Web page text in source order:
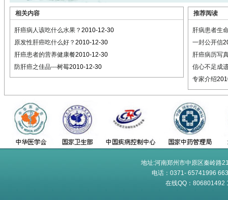
相关内容
肝癌病人该吃什么水果？ 2010-12-30
原发性肝癌吃什么好？ 2010-12-30
肝癌患者的营养健康餐2010-12-30
防肝癌之佳品---树莓2010-12-30
推荐阅读
肝病患者生
一封公开信
肝癌病历写
信心不足成
专家介绍
地址:河南郑州市中原区秦岭路
电话：0371- 65741996
在线QQ：806801492